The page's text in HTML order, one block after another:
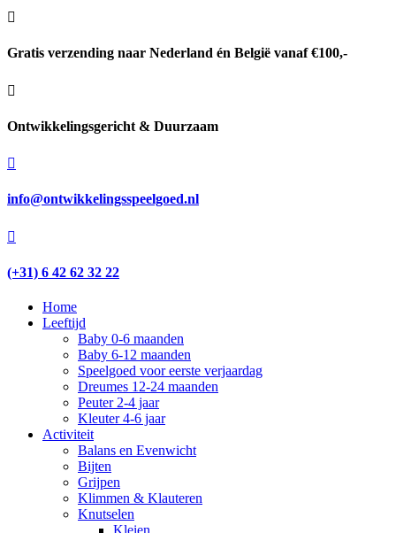

Gratis verzending naar Nederland én België vanaf €100,-

Ontwikkelingsgericht & Duurzaam

info@ontwikkelingsspeelgoed.nl

(+31) 6 42 62 32 22
Home
Leeftijd
Baby 0-6 maanden
Baby 6-12 maanden
Speelgoed voor eerste verjaardag
Dreumes 12-24 maanden
Peuter 2-4 jaar
Kleuter 4-6 jaar
Activiteit
Balans en Evenwicht
Bijten
Grijpen
Klimmen & Klauteren
Knutselen